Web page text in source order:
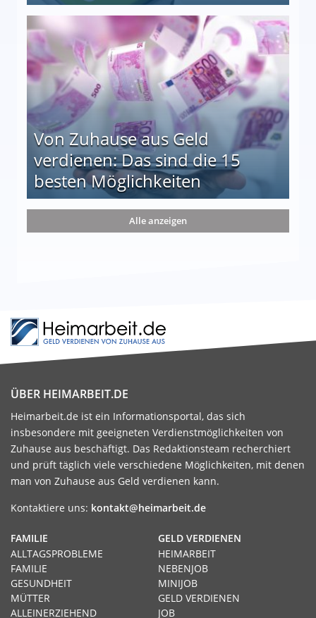
auf einen Blick
Von Zuhause aus Geld
verdienen: Das sind die 15
besten Möglichkeiten
die 15 besten Möglichkeiten
Alle anzeigen
ÜBER HEIMARBEIT.DE
Heimarbeit.de ist ein Informationsportal, das sich
insbesondere mit geeigneten Verdienstmöglichkeiten von
Zuhause aus beschäftigt. Das Redaktionsteam recherchiert
und prüft täglich viele verschiedene Möglichkeiten, mit denen
man von Zuhause aus Geld verdienen kann.
Kontaktiere uns: kontakt@heimarbeit.de
GELD VERDIENEN
HEIMARBEIT
NEBENJOB
MINIJOB
GELD VERDIENEN
JOB
FAMILIE
ALLTAGSPROBLEME
FAMILIE
GESUNDHEIT
MÜTTER
ALLEINERZIEHEND